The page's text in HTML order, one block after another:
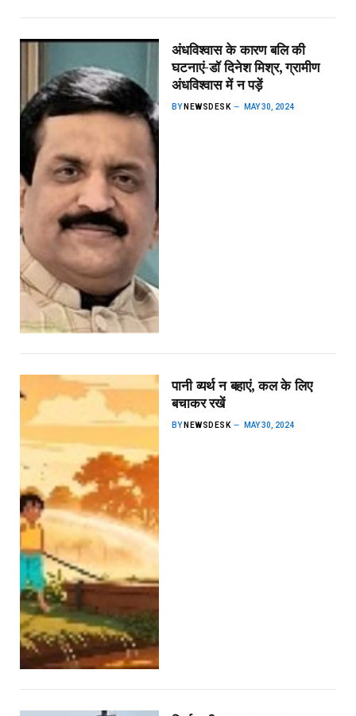
अंधविश्वास के कारण बलि की
घटनाएं-डॉ दिनेश मिश्र, ग्रामीण
अंधविश्वास में न पड़ें
BY NEWSDESK MAY 30, 2024
पानी व्यर्थ न बहाएं, कल के लिए
बचाकर रखें
BY NEWSDESK MAY 30, 2024